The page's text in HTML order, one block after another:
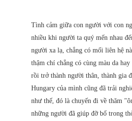
Tình cảm giữa con người với con
nhiều khi người ta quý mến nhau
người xa lạ, chẳng có mối liên hệ
thậm chí chẳng có cùng màu da
rồi trở thành người thân, thành gia
Hungary của mình cũng đã trải
như thế, đó là chuyến đi về thăm
những người đã giúp đỡ bố trong